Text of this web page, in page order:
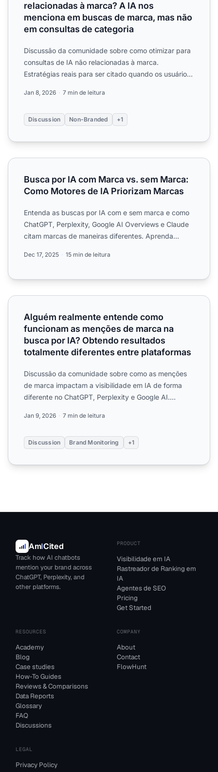
relacionadas à marca? A IA nos
menciona em buscas de marca, mas não
em consultas de categoria
Discussão da comunidade sobre como otimizar para
consultas de IA não relacionadas à marca.
Estratégias reais para ser citado quando os usuários
Jan 8, 2026 7 min de leitura
Discussion Non-Branded +1
Busca por IA com Marca vs. sem Marca: Como Motores
Busca por IA com Marca vs. sem Marca:
Como Motores de IA Priorizam Marcas
Entenda as buscas por IA com e sem marca e como
ChatGPT, Perplexity, Google AI Overviews e Claude
citam marcas de maneiras diferentes. Aprenda
Dec 17, 2025 15 min de leitura
Alguém realmente entende como funcionam as
Alguém realmente entende como
funcionam as menções de marca na
busca por IA? Obtendo resultados
totalmente diferentes entre plataformas
Discussão da comunidade sobre como as menções
de marca impactam a visibilidade em IA de forma
diferente no ChatGPT, Perplexity e Google AI.
Jan 9, 2026 7 min de leitura
Discussion Brand Monitoring +1
AmICited
Track how AI chatbots
mention your brand across
ChatGPT, Perplexity, and
other platforms.
PRODUCT
Visibilidade em IA
Rastreador de Ranking em
IA
Agentes de SEO
Pricing
Get Started
RESOURCES
Academy
Blog
Case studies
How-To Guides
Reviews & Comparisons
Data Reports
Glossary
FAQ
Discussions
COMPANY
About
Contact
FlowHunt
LEGAL
Privacy Policy